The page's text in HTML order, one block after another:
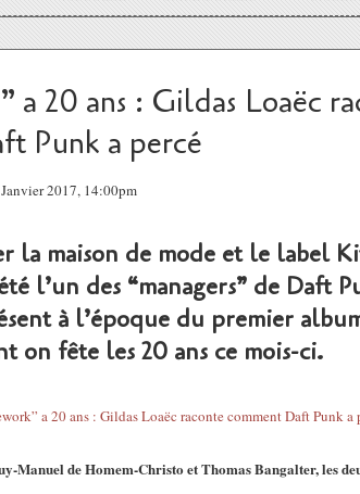
a 20 ans : Gildas Loaëc
Punk a percé
2017, 14:00pm
la maison de mode et le label
l’un des “managers” de Daft
à l’époque du premier
on fête les 20 ans ce mois-ci.
Manuel de Homem-Christo et Thomas Bangalter, les